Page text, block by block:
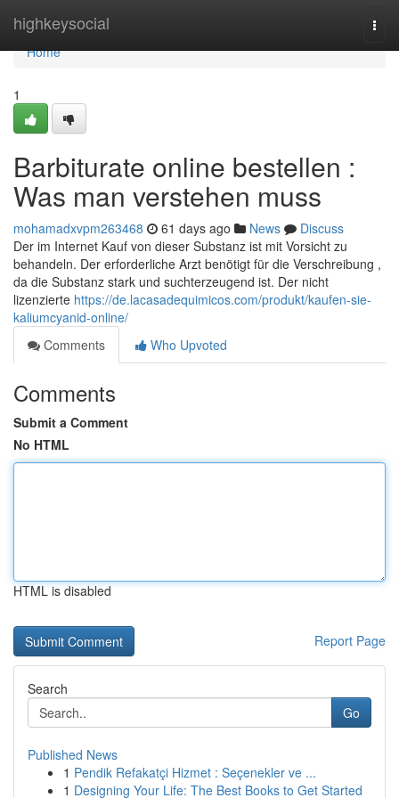
highkeysocial
Home
Home
1
Barbiturate online bestellen :
Was man verstehen muss
mohamadxvpm263468 61 days ago News
Discuss
Der im Internet Kauf von dieser Substanz ist mit Vorsicht zu
behandeln. Der erforderliche Arzt benötigt für die Verschreibung ,
da die Substanz stark und suchterzeugend ist. Der nicht
lizenzierte https://de.lacasadequimicos.com/produkt/kaufen-sie-
kaliumcyanid-online/
Comments
Who Upvoted
Comments
Submit a Comment
No HTML
HTML is disabled
Report Page
Search
Go
Published News
1 Pendik Refakatçi Hizmet : Seçenekler ve ...
1 Designing Your Life: The Best Books to Get Started